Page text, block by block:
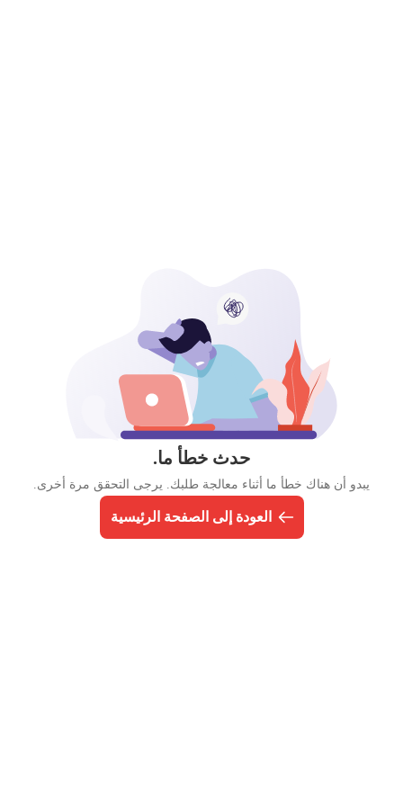
حدث خطأ ما.
يبدو أن هناك خطأ ما أثناء معالجة طلبك. يرجى التحقق مرة أخرى.
العودة إلى الصفحة الرئيسية